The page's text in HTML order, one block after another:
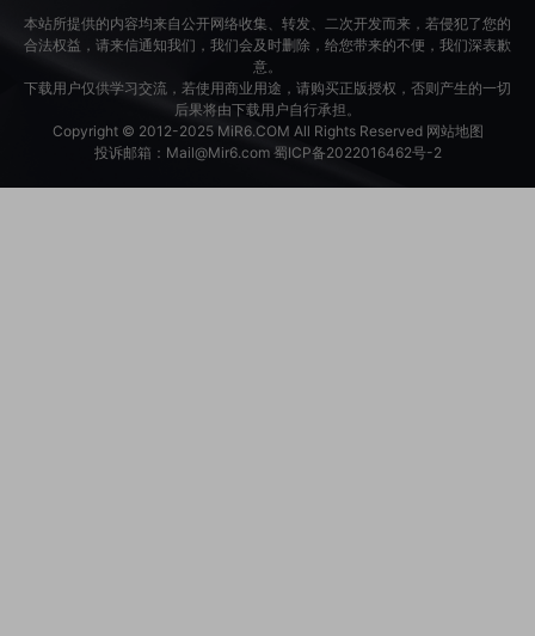
本站所提供的内容均来自公开网络收集、转发、二次开发而来，若侵犯了您的
合法权益，请来信通知我们，我们会及时删除，给您带来的不便，我们深表歉
意。
下载用户仅供学习交流，若使用商业用途，请购买正版授权，否则产生的一切
后果将由下载用户自行承担。
Copyright © 2012-2025 MiR6.COM All Rights Reserved 网站地图
投诉邮箱： Mail@Mir6.com 蜀ICP备2022016462号-2